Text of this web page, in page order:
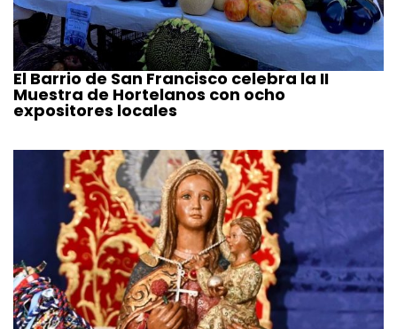
El Barrio de San Francisco celebra la II
Muestra de Hortelanos con ocho
expositores locales